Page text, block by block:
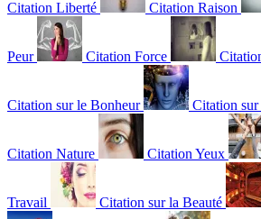
Citation Liberté Citation Raison
Peur Citation Force
Citation sur le Bonheur Citation
Citation Nature Citation Yeux
Travail Citation sur la Beauté